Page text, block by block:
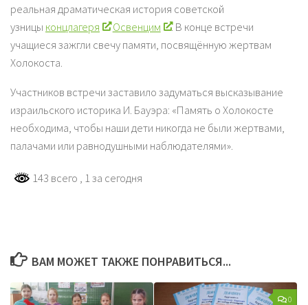
реальная драматическая история советской
узницы концлагеря Освенцим
. В конце встречи
учащиеся зажгли свечу памяти, посвящённую жертвам
Холокоста.
Участников встречи заставило задуматься высказывание
израильского историка И. Бауэра: «Память о Холокосте
необходима, чтобы наши дети никогда не были жертвами,
палачами или равнодушными наблюдателями».
143 всего , 1 за сегодня
ВАМ МОЖЕТ ТАКЖЕ ПОНРАВИТЬСЯ...
0